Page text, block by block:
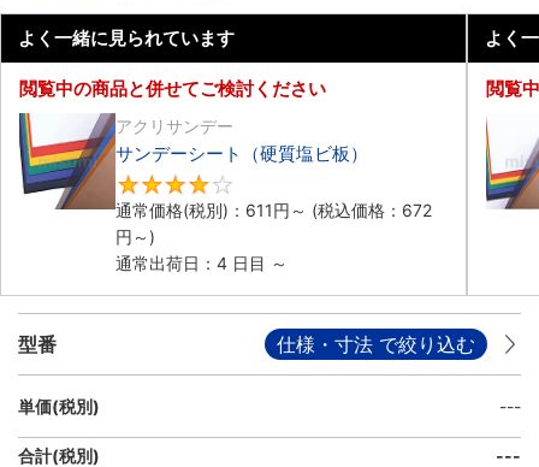
よく一緒に見られています
閲覧中の商品と併せてご検討ください
アクリサンデー
サンデーシート（硬質塩ビ板）
通常価格(税別)： 611円 ～ (税込価格： 672
円 ～)
通常出荷日：4 日目 ～
よく
閲覧
型番 仕様・寸法 で絞り込む
単価(税別) ---
合計(税別)
---